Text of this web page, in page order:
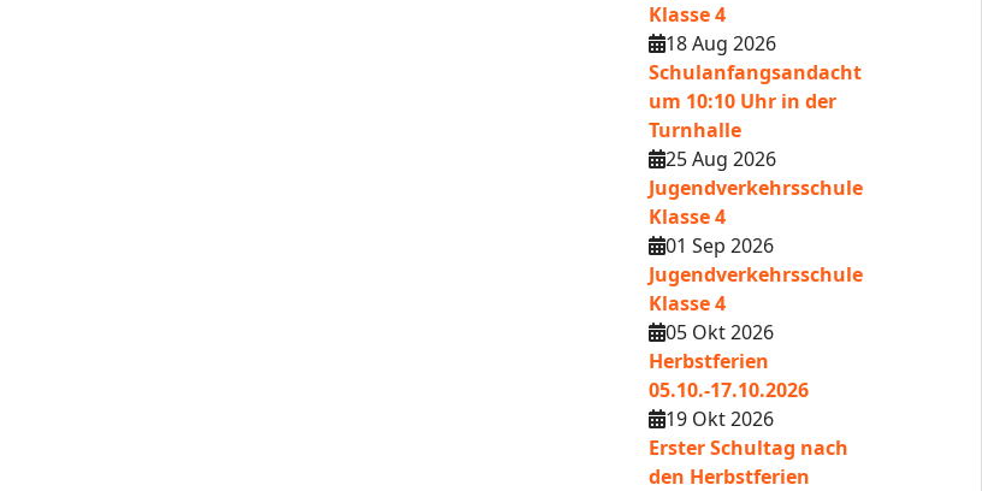
Klasse 4
18 Aug 2026
Schulanfangsandacht
um 10:10 Uhr in der
Turnhalle
25 Aug 2026
Jugendverkehrsschule
Klasse 4
01 Sep 2026
Jugendverkehrsschule
Klasse 4
05 Okt 2026
Herbstferien
05.10.-17.10.2026
19 Okt 2026
Erster Schultag nach
den Herbstferien